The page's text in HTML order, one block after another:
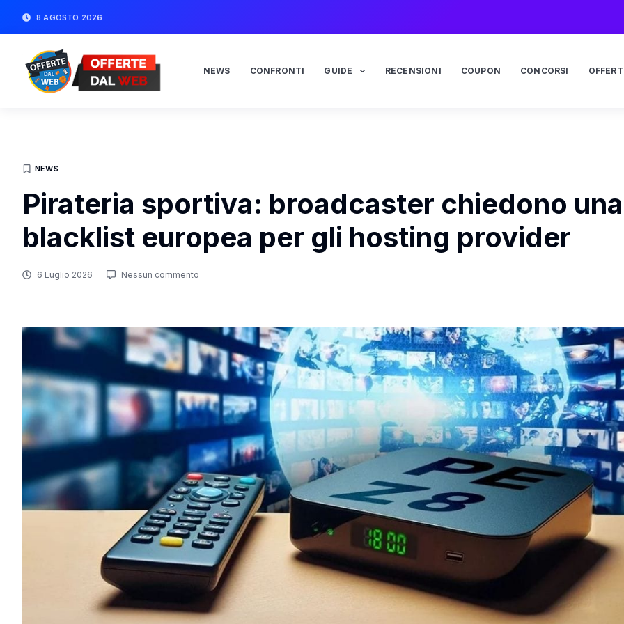
8 AGOSTO 2026
NEWS CONFRONTI GUIDE RECENSIONI COUPON CONCORSI
NEWS
Pirateria sportiva: broadcaster chiedono una
blacklist europea per gli hosting provider
6 Luglio 2026 Nessun commento